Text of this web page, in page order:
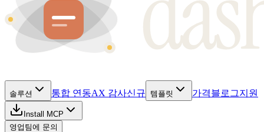
솔루션 통합 연동AX 감사신규 템플릿 가격블로그지원
Install MCP
영업팀에 문의